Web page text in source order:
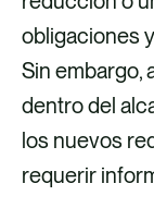
obligaciones
Sin embargo,
dentro del
los nuevos
requerir